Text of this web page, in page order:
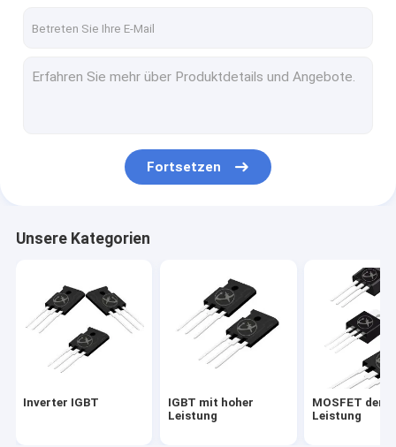
IGBT mit hoher Leistung
Hochspannungs-MOSFET
Niedriges VF Schottky
Halbleiter mit hoher Leistung
Siliziumkarbid-MOSFET
Fortsetzen
Unsere Kategorien
Inverter IGBT
IGBT mit hoher
Leistung
MOSFET der
Leistung